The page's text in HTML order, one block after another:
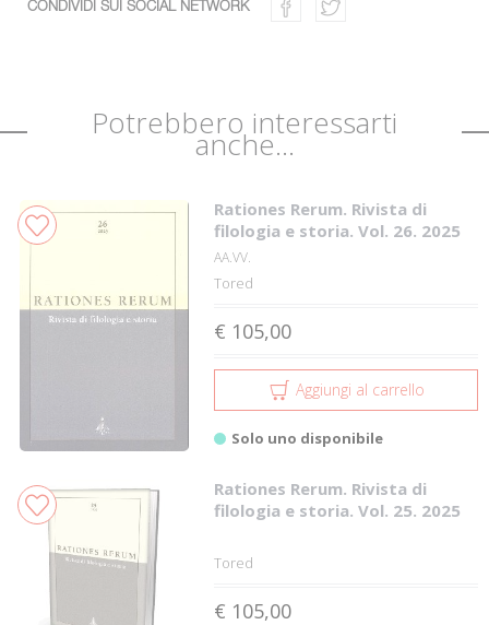
CONDIVIDI SUI SOCIAL NETWORK
Potrebbero interessarti
anche...
Rationes Rerum. Rivista di
filologia e storia. Vol. 26. 2025
AA.VV.
Tored
€ 105,00
Aggiungi al carrello
Solo uno disponibile
Rationes Rerum. Rivista di
filologia e storia. Vol. 25. 2025
Tored
€ 105,00